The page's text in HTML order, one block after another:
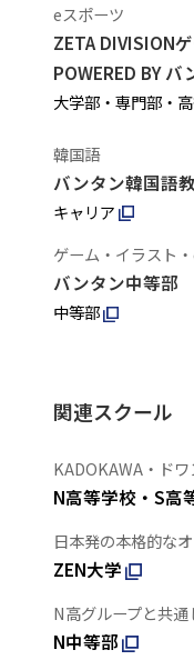
eスポーツ
ZETA DIVISION
POWERED BY バ
大学部・専門部・
韓国語
バンタン韓国語
キャリア
ゲーム・イラスト
バンタン中等部
中等部
関連スクール
KADOKAWA・ド
N高等学校・S高
日本発の本格的な
ZEN大学
N高グループと共
N中等部